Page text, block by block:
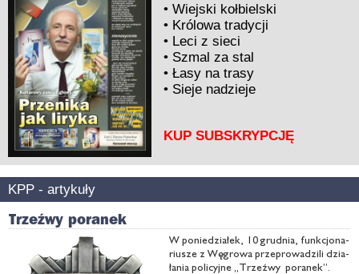
•Wiejski kołbielski
• Królowa tradycji
• Leci z sieci
• Szmal za stal
•Łasy na trasy
• Sieje nadzieje
KUP SUBSKRYPCJĘ
KPP - artykuły
Trzeźwy poranek
W po­nie­dzia­łek, 10 grud­nia, funk­cjo­na­
riu­sze z Wę­gro­wa prze­pro­wa­dzi­li dzia­
ła­nia po­li­cyj­ne „Trzeź­wy po­ra­nek”.